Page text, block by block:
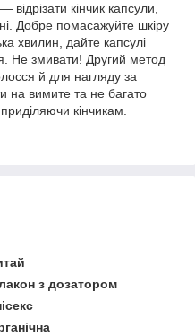
кінчик капсули,
Добре помасажуйте шкіру
хвилин, дайте капсулі
Не змивати! Другий метод
й для нагляду за
на вимите та не багато
кінчикам.
з дозатором